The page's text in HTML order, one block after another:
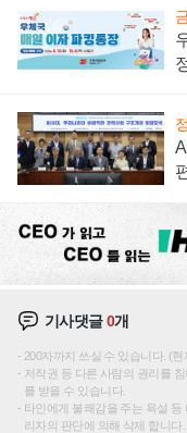
기사댓글0개
200자까지 쓰실 수 있습니다. (현
저작권 등 다른 사람의 권리를
를 받을 수 있습니다.
타인에게 불쾌감을 주는 욕설
리자의 판단에 의해 삭제 합니다.